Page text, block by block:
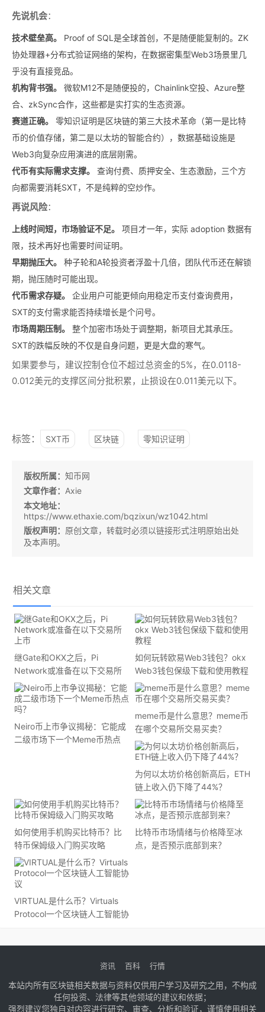
先说机会：
技术壁垒高。
Proof of SQL是全球首创，不是随便能复制的。ZK
协处理器+分布式验证网络的架构，在数据密集型Web3场景里几
乎没有直接竞品。
机构背书强。
微软M12不是随便投的，Chainlink空投、Azure整
合、zkSync合作，这些都是实打实的生态资源。
赛道正确。
零知识证明是区块链的第三大技术革命（第一是比特
币的价值存储，第二是以太坊的智能合约），数据基础设施是
Web3向复杂应用演进的底层刚需。
代币有实际需求支撑。
查询付费、质押安全、生态激励，三个方
向都需要消耗SXT，不是纯粹的空炒作。
再说风险：
上线时间短，市场验证不足。
项目才一年，实际 adoption 数据有
限，技术再好也需要时间证明。
早期抛压大。
种子轮和A轮投资者浮盈十几倍，团队代币还在解锁
期，抛压随时可能出现。
代币需求存疑。
企业用户可能更倾向用稳定币支付查询费用，
SXT的支付需求能否持续增长是个问号。
市场周期压制。
整个加密市场处于调整期，新项目尤其承压。
SXT的跌幅反映的不仅是自身问题，更是大盘的寒气。
如果要参与，建议控制仓位不超过总资金的5%，在0.0118-
0.012美元的支撑区间分批积累，止损设在0.011美元以下。
标签： SXT币 区块链 零知识证明
版权所属： 知币网
文章作者： Axie
本文地址：
https://www.ethaxie.com/bqzixun/wz1042.html
版权声明： 原创文章，转载时必须以链接形式注明原始出处
及本声明。
相关文章
继Gate和OKX之后，Pi
Network或准备在以下交易所
上市
如何玩转欧易Web3钱包？okx
Web3钱包保级下载和使用教程
Neiro币上市争议揭秘：它能成
二级市场下一个Meme币热点
meme币是什么意思？meme币
在哪个交易所交易买卖？
为何以太坊价格创新高后，ETH
链上收入仍下降了44%？
如何使用手机购买比特币？比
特币保姆级入门购买攻略
比特币市场情绪与价格降至冰
点，是否预示底部到来？
VIRTUAL是什么币？Virtuals
Protocol一个区块链人工智能协
资讯 百科 行情
本站内所有区块链相关数据与资料仅供用户学习及研究之用，不构成
任何投资、法律等其他领域的建议和依据；
强烈建议您独自对内容进行研究、审查、分析和验证，谨慎使用相关